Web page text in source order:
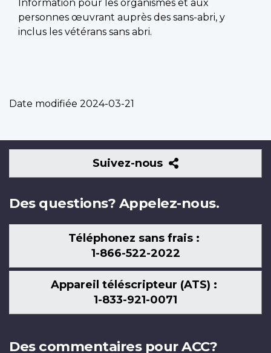
Information pour les organismes et aux
personnes œuvrant auprès des sans-abri, y
inclus les vétérans sans abri.
Date modifiée 2024-03-21
Suivez-nous
Suivez-
nous
Des questions? Appelez-nous.
Téléphonez sans frais :
1-866-522-2022
Appareil téléscripteur (ATS) :
1-833-921-0071
Des commentaires pour ACC?